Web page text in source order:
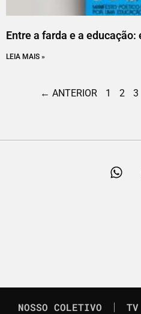
Entre a farda e a
LEIA MAIS »
← ANTERIOR 1 2 3
NOSSO COLETIVO